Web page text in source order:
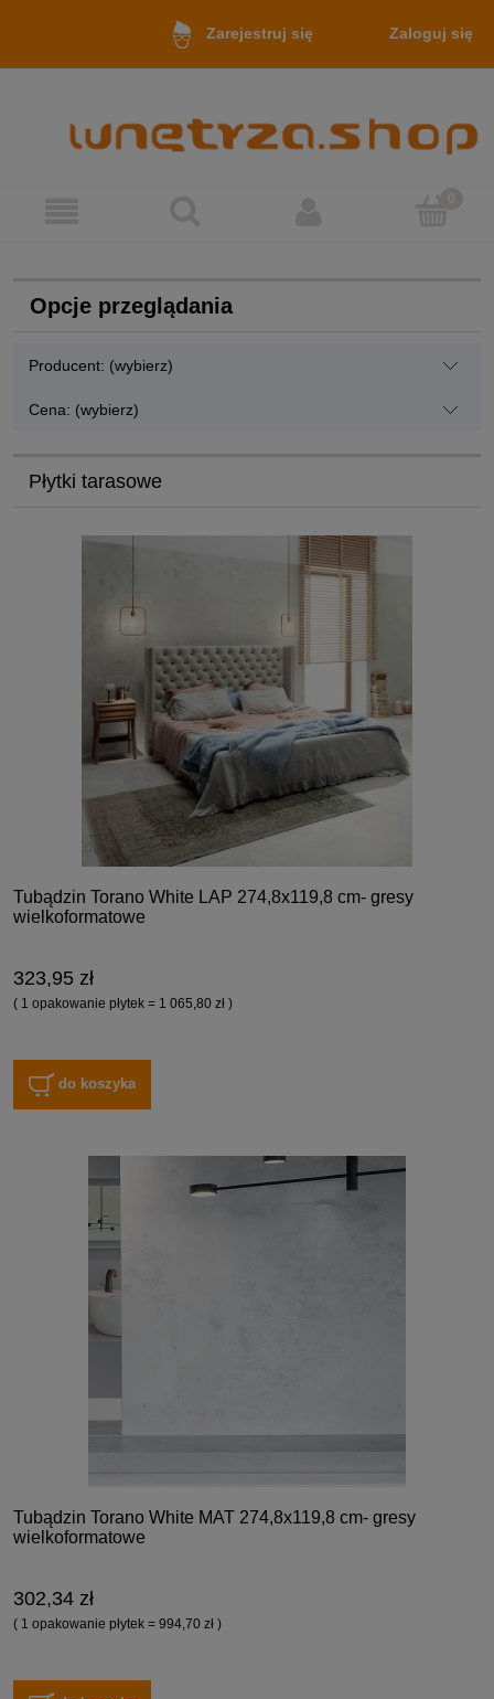
Zarejestruj się Zaloguj się
Opcje przeglądania
Producent: (wybierz)
Cena: (wybierz)
Płytki tarasowe
Tubądzin Torano White LAP 274,8x119,8 cm- gresy
wielkoformatowe
323,95 zł
( 1 opakowanie płytek = 1 065,80 zł )
do koszyka
Tubądzin Torano White MAT 274,8x119,8 cm- gresy
wielkoformatowe
302,34 zł
( 1 opakowanie płytek = 994,70 zł )